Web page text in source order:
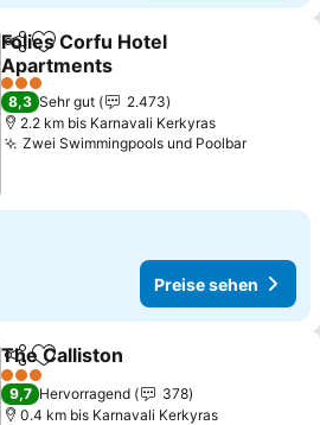
TeilenZu Favoriten hinzufügen
Folies Corfu Hotel
Apartments
3 Sterne
8,3 Sehr gut
2.473
2.2 km bis Karnavali Kerkyras
Zwei Swimmingpools und Poolbar
Preise sehen
TeilenZu Favoriten hinzufügen
The Calliston
3 Sterne
9,7 Hervorragend
378
0.4 km bis Karnavali Kerkyras